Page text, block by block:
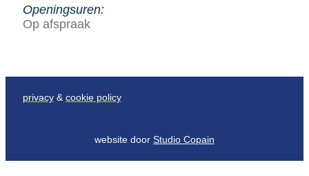
Openingsuren:
Op afspraak
privacy& cookie policy
website door Studio Copain